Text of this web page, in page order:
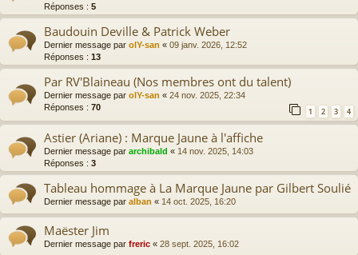
Réponses : 5
Baudouin Deville & Patrick Weber
Dernier message par olY-san « 09 janv. 2026, 12:52
Réponses : 13
Par RV'Blaineau (Nos membres ont du talent)
Dernier message par olY-san « 24 nov. 2025, 22:34
Réponses : 70 1 2 3 4
Astier (Ariane) : Marque Jaune à l'affiche
Dernier message par archibald « 14 nov. 2025, 14:03
Réponses : 3
Tableau hommage à La Marque Jaune par Gilbert Soulié
Dernier message par alban « 14 oct. 2025, 16:20
Maëster Jim
Dernier message par freric « 28 sept. 2025, 16:02